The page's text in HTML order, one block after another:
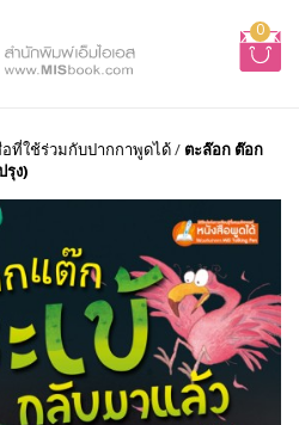
0
ที่ใช้ร่วมกับปากกาพูดได้/ ตะล๊อก ต๊อก
รุง)